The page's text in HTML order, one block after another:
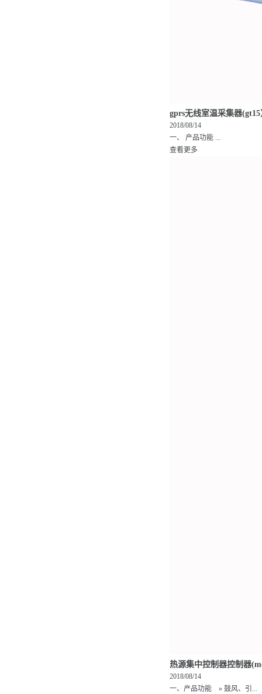
gprs无线室温采集器(gt15
2018/08/14
一、 产品功能 ...
查看更多
热源集中控制器控制器
2018/08/14
一、产品功能 » 鼓风、引...